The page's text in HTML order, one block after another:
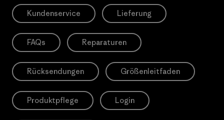
Kundenservice Lieferung
FAQs Reparaturen
Rücksendungen Größenleitfaden
Produktpflege Login